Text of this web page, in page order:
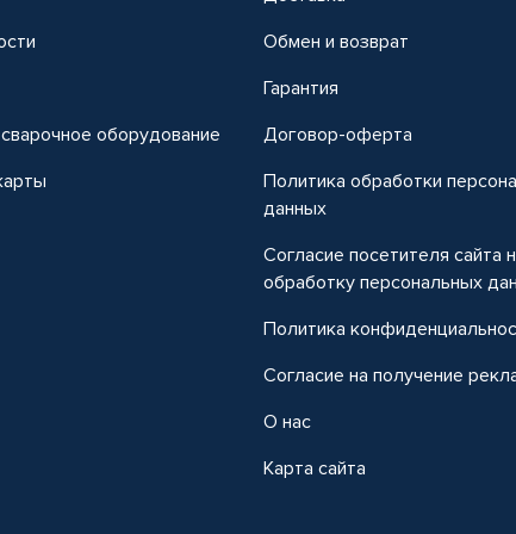
оборудование
Обмен и возврат
Гарантия
Договор-оферта
Политика обработки
данных
Согласие посетителя сайта
обработку персональных
Политика
Согласие на получение
О нас
Карта сайта